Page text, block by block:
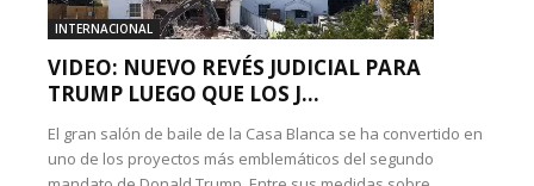
INTERNACIONAL
VIDEO: NUEVO REVÉS JUDICIAL PARA
TRUMP LUEGO QUE LOS J...
El gran salón de baile de la Casa Blanca se ha convertido en
uno de los proyectos más emblemáticos del segundo